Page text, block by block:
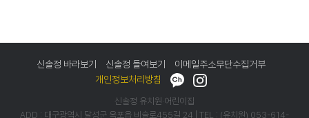
신솔정 바라보기 신솔정 들여보기
이메일주소무단수집거부
개인정보처리방침
신솔정 유치원·어린이집
ADD : 대구광역시 달성군 옥포읍 비슬로455길 24 | TEL : (유치원) 053-614-